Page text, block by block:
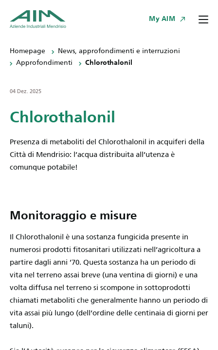
My AIM
Homepage
News, approfondimenti e interruzioni
Approfondimenti
Chlorothalonil
04 Dez. 2025
Chlorothalonil
Presenza di metaboliti del Chlorothalonil in acquiferi della
Città di Mendrisio: l’acqua distribuita all’utenza è
comunque potabile!
Monitoraggio e misure
Il Chlorothalonil è una sostanza fungicida presente in
numerosi prodotti fitosanitari utilizzati nell’agricoltura a
partire dagli anni ’70. Questa sostanza ha un periodo di
vita nel terreno assai breve (una ventina di giorni) e una
volta diffusa nel terreno si scompone in sottoprodotti
chiamati metaboliti che generalmente hanno un periodo di
vita assai più lungo (dell’ordine delle centinaia di giorni per
taluni).